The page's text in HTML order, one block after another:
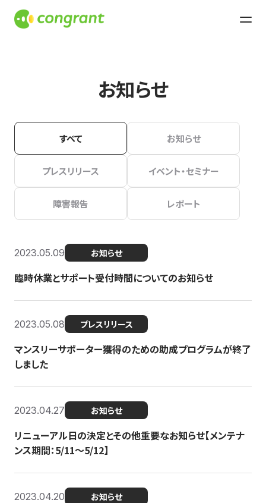
お知らせ
すべて お知らせ
プレスリリース イベント・セミナー
障害報告 レポート
2023.05.09 お知らせ
臨時休業とサポート受付時間についてのお知らせ
2023.05.08 プレスリリース
マンスリーサポーター獲得のための助成プログラムが終了
しました
2023.04.27 お知らせ
リニューアル日の決定とその他重要なお知らせ【メンテナ
ンス期間：5/11～5/12】
2023.04.20 お知らせ